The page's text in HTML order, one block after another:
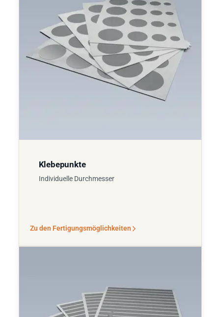
Klebepunkte
Individuelle Durchmesser
Zu den Fertigungsmöglichkeiten